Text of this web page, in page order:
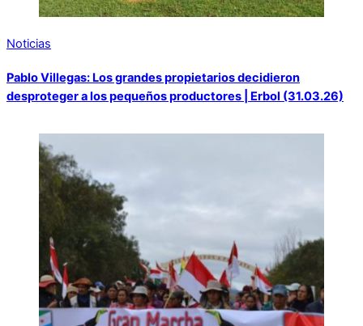
Noticias
Pablo Villegas: Los grandes propietarios decidieron
desproteger a los pequeños productores | Erbol (31.03.26)